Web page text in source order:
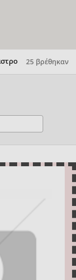
25 βρέθηκαν